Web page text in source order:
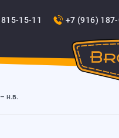
15-11 +7 (916)
н.в.